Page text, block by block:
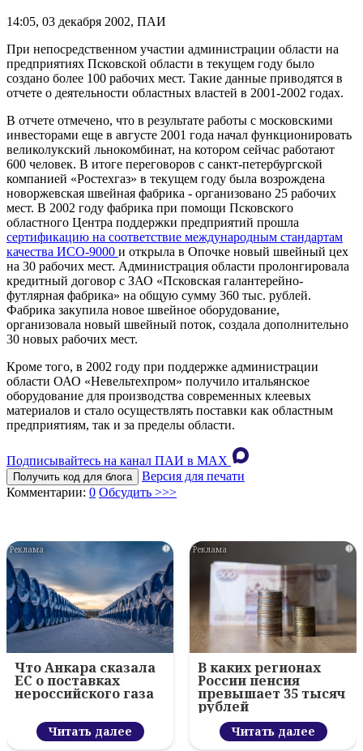
14:05, 03 декабря 2002, ПАИ
При непосредственном участии администрации области на
предприятиях Псковской области в текущем году было
создано более 100 рабочих мест. Такие данные приводятся в
отчете о деятельности областных властей в 2001-2002 годах.
В отчете отмечено, что в результате работы с московскими
инвесторами еще в августе 2001 года начал функционировать
великолукский льнокомбинат, на котором сейчас работают
600 человек. В итоге переговоров с санкт-петербургской
компанией «Ростехгаз» в текущем году была возрождена
новоржевская швейная фабрика - организовано 25 рабочих
мест. В 2002 году фабрика при помощи Псковского
областного Центра поддержки предприятий прошла
сертификацию на соответствие международным стандартам
качества ИСО-9000 и открыла в Опочке новый швейный цех
на 30 рабочих мест. Администрация области пролонгировала
кредитный договор с ЗАО «Псковская галантерейно-
футлярная фабрика» на общую сумму 360 тыс. рублей.
Фабрика закупила новое швейное оборудование,
организовала новый швейный поток, создала дополнительно
30 новых рабочих мест.
Кроме того, в 2002 году при поддержке администрации
области ОАО «Невельтехпром» получило итальянское
оборудование для производства современных клеевых
материалов и стало осуществлять поставки как областным
предприятиям, так и за пределы области.
Подписывайтесь на канал ПАИ в MAХ
Получить код для блога
Версия для печати
Комментарии: 0 Обсудить >>>
i
Что Анкара сказала
ЕС о поставках
нероссийского газа
Читать далее
i
В каких регионах
России пенсия
превышает 35 тысяч
рублей
Читать далее